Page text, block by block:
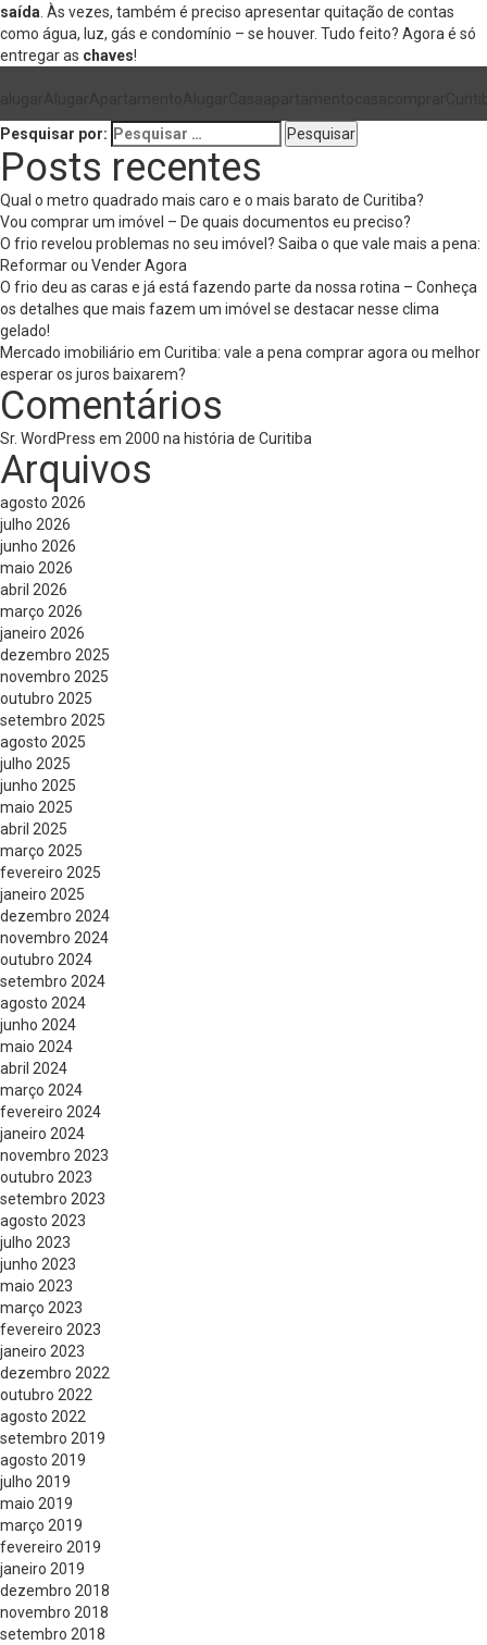
saída . Às vezes, também é preciso apresentar quitação de contas
como água, luz, gás e condomínio – se houver. Tudo feito? Agora é só
entregar as chaves!
Pesquisar por:
Posts recentes
Qual o metro quadrado mais caro e o mais barato de Curitiba?
Vou comprar um imóvel – De quais documentos eu preciso?
O frio revelou problemas no seu imóvel? Saiba o que vale mais a pena:
Reformar ou Vender Agora
O frio deu as caras e já está fazendo parte da nossa rotina – Conheça
os detalhes que mais fazem um imóvel se destacar nesse clima
gelado!
Mercado imobiliário em Curitiba: vale a pena comprar agora ou melhor
esperar os juros baixarem?
Comentários
Sr. WordPress em 2000 na história de Curitiba
Arquivos
agosto 2026
julho 2026
junho 2026
maio 2026
abril 2026
março 2026
janeiro 2026
dezembro 2025
novembro 2025
outubro 2025
setembro 2025
agosto 2025
julho 2025
junho 2025
maio 2025
abril 2025
março 2025
fevereiro 2025
janeiro 2025
dezembro 2024
novembro 2024
outubro 2024
setembro 2024
agosto 2024
junho 2024
maio 2024
abril 2024
março 2024
fevereiro 2024
janeiro 2024
novembro 2023
outubro 2023
setembro 2023
agosto 2023
julho 2023
junho 2023
maio 2023
março 2023
fevereiro 2023
janeiro 2023
dezembro 2022
outubro 2022
agosto 2022
setembro 2019
agosto 2019
julho 2019
maio 2019
março 2019
fevereiro 2019
janeiro 2019
dezembro 2018
novembro 2018
setembro 2018